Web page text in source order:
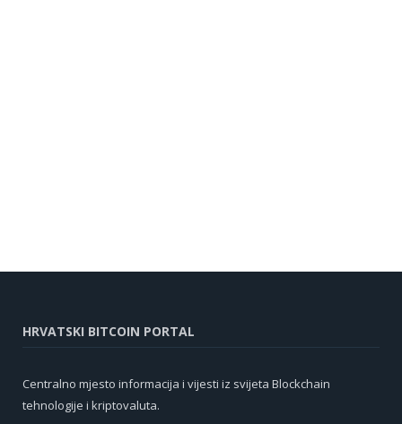
HRVATSKI BITCOIN PORTAL
Centralno mjesto informacija i vijesti iz svijeta Blockchain
tehnologije i kriptovaluta.